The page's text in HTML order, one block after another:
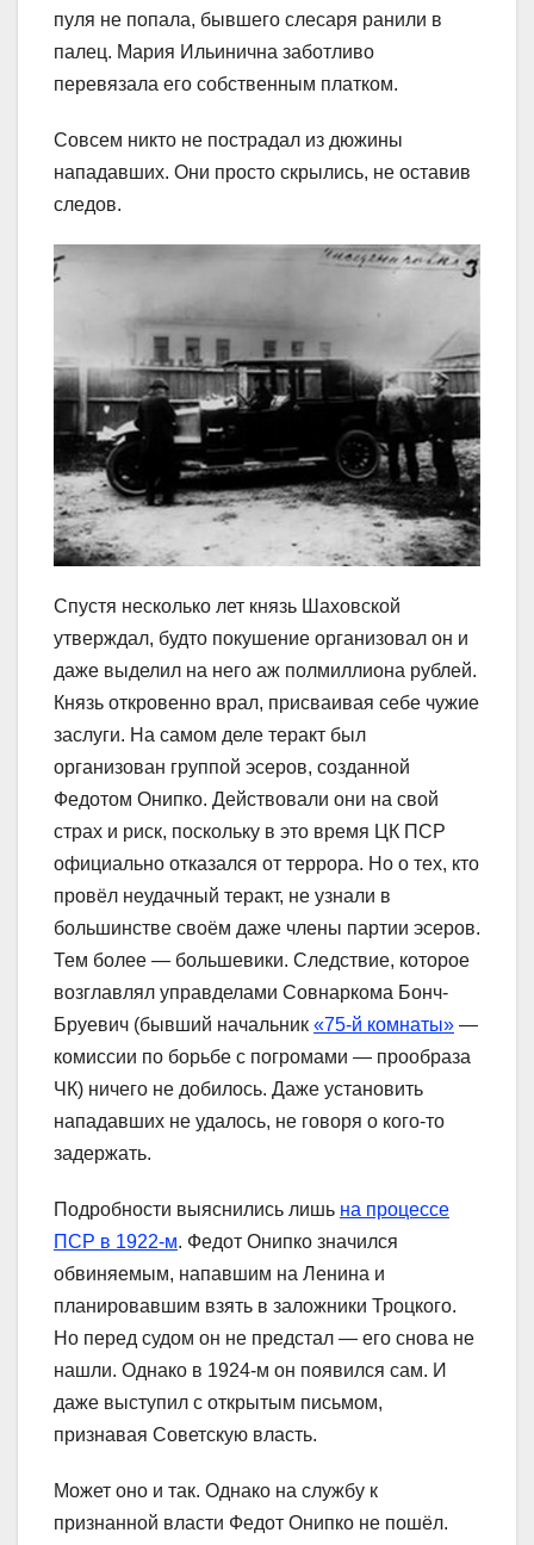
пуля не попала, бывшего слесаря ранили в
палец. Мария Ильинична заботливо
перевязала его собственным платком.
Совсем никто не пострадал из дюжины
нападавших. Они просто скрылись, не оставив
следов.
Спустя несколько лет князь Шаховской
утверждал, будто покушение организовал он и
даже выделил на него аж полмиллиона рублей.
Князь откровенно врал, присваивая себе чужие
заслуги. На самом деле теракт был
организован группой эсеров, созданной
Федотом Онипко. Действовали они на свой
страх и риск, поскольку в это время ЦК ПСР
официально отказался от террора. Но о тех, кто
провёл неудачный теракт, не узнали в
большинстве своём даже члены партии эсеров.
Тем более ― большевики. Следствие, которое
возглавлял управделами Совнаркома Бонч-
Бруевич (бывший начальник «75-й комнаты» ―
комиссии по борьбе с погромами ― прообраза
ЧК) ничего не добилось. Даже установить
нападавших не удалось, не говоря о кого-то
задержать.
Подробности выяснились лишь на процессе
ПСР в 1922-м. Федот Онипко значился
обвиняемым, напавшим на Ленина и
планировавшим взять в заложники Троцкого.
Но перед судом он не предстал ― его снова не
нашли. Однако в 1924-м он появился сам. И
даже выступил с открытым письмом,
признавая Советскую власть.
Может оно и так. Однако на службу к
признанной власти Федот Онипко не пошёл.